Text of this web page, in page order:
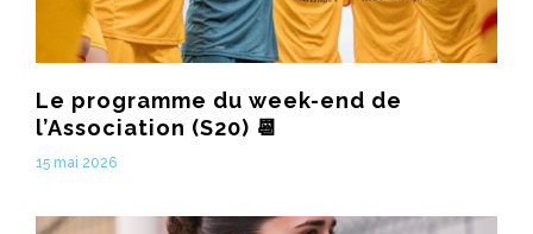
Le programme du week-end de
l’Association (S20) 📆
15 mai 2026